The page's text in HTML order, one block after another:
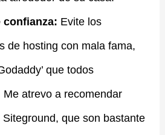
confianza: Evite los
de hosting con mala fama,
que todos
Me atrevo a recomendar
Siteground, que son bastante